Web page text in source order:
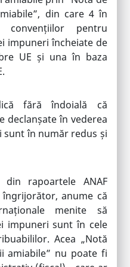
din care 4 în
pentru
impuneri încheiate de
UE și una în baza
fără îndoială că
declanșate în vederea
în număr redus și
rapoartele ANAF
anume că
menite să
impuneri sunt în cele
Acea „Notă
amiabile” nu poate fi